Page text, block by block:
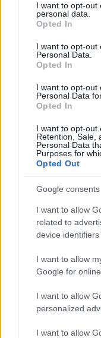
not limited to your
grant or deny
use your data for
consent section.
I want to opt-out
personal data.
Opted In
I want to opt-out
Personal Data.
Opted In
I want to opt-out
Personal Data
Opted In
I want to opt-out
Retention, Sale,
Personal Data
Purposes for
Opted Out
Google consents
I want to allow
related to
device identifiers
I want to allow
Google for
I want to allow
personalized
I want to allow
para conducir
AUTOMOVIL
Los coches
Con el objetivo de
AUTOMOVIL